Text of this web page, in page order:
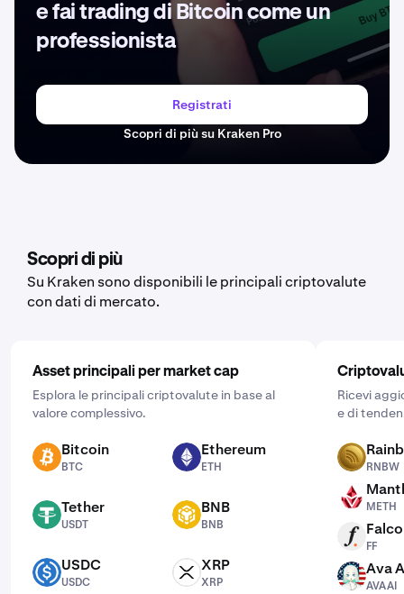
e fai trading di Bitcoin come un
professionista
Registrati
Scopri di più su Kraken Pro
Scopri di più
Su Kraken sono disponibili le principali criptovalute
con dati di mercato.
Asset principali per market cap
Esplora le principali criptovalute in base al
valore complessivo.
BTC Bitcoin
BTC
ETH Ethereum
ETH
USDT Tether
USDT
BNB BNB
BNB
USDC USDC
USDC
XRP XRP
XRP
Ricevi
e di
RNBW
RNBW
METH
METH
FF
FF
AVAAI Ava
AVAAI